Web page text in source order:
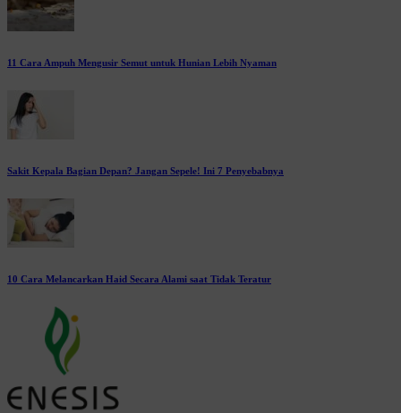
11 Cara Ampuh Mengusir Semut untuk Hunian Lebih Nyaman
Sakit Kepala Bagian Depan? Jangan Sepele! Ini 7 Penyebabnya
10 Cara Melancarkan Haid Secara Alami saat Tidak Teratur